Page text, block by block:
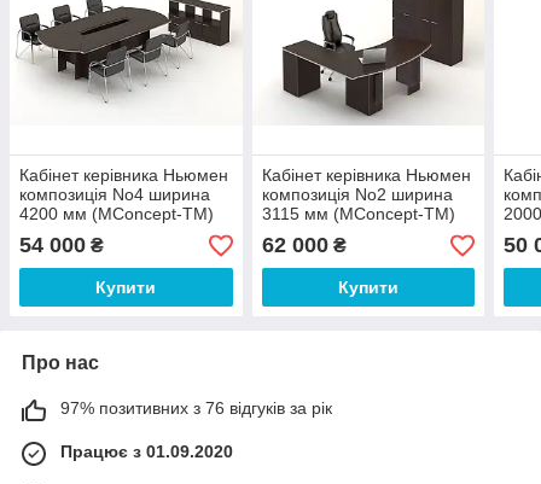
Кабінет керівника Ньюмен
композиція No4 ширина
4200 мм (MConcept-ТМ)
54 000 ₴
Купити
Кабінет керівника Ньюмен
композиція No2 ширина
3115 мм (MConcept-ТМ)
62 000₴
Купити
50
Про нас
97% позитивних з 76 відгуків за рік
Працює з 01.09.2020